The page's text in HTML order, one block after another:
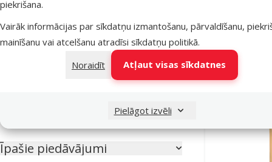
piekrišana.
Vairāk informācijas par sīkdatņu izmantošanu, pārvaldīšanu,
mainīšanu vai atcelšanu atradīsi sīkdatņu politikā.
Noraidīt
Atļaut visas sīkdatnes
Pielāgot izvēli
Bez aromāta
Lavandas
3
Ogles
3
Pavasara ziedu
1
1
Īpašie piedāvājumi